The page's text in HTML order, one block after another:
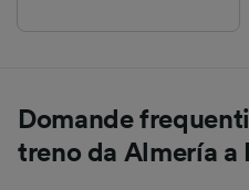
Domande
treno da Almería a